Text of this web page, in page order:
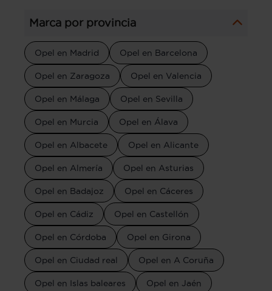
Marca por provincia
Opel en Madrid Opel en Barcelona
Opel en Zaragoza Opel en Valencia
Opel en Málaga Opel en Sevilla
Opel en Murcia Opel en Álava
Opel en Albacete Opel en Alicante
Opel en Almería Opel en Asturias
Opel en Badajoz Opel en Cáceres
Opel en Cádiz Opel en Castellón
Opel en Córdoba Opel en Girona
Opel en Ciudad real Opel en A Coruña
Opel en Islas baleares Opel en Jaén